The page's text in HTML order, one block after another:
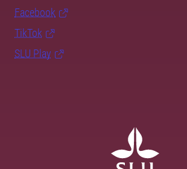
Facebook
TikTok
SLU Play